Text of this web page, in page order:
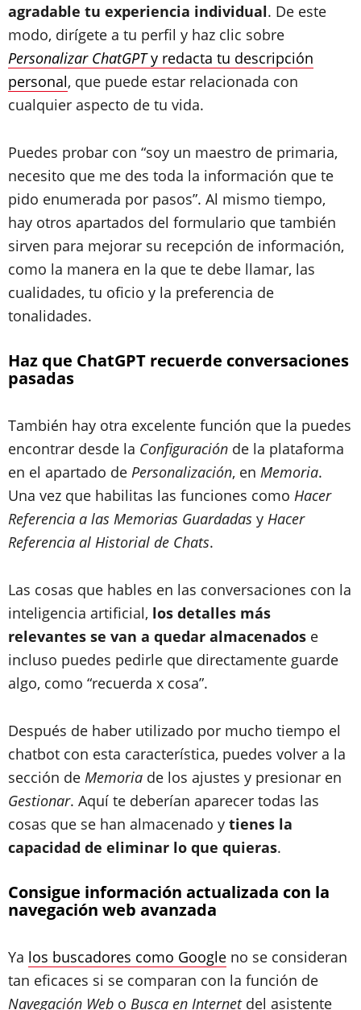
agradable tu experiencia individual. De este
modo, dirígete a tu perfil y haz clic sobre
Personalizar ChatGPTy redacta tu descripción
personal, que puede estar relacionada con
cualquier aspecto de tu vida.
Puedes probar con “soy un maestro de primaria,
necesito que me des toda la información que te
pido enumerada por pasos”. Al mismo tiempo,
hay otros apartados del formulario que también
sirven para mejorar su recepción de información,
como la manera en la que te debe llamar, las
cualidades, tu oficio y la preferencia de
tonalidades.
Haz que ChatGPT recuerde conversaciones
pasadas
También hay otra excelente función que la puedes
encontrar desde la Configuración de la plataforma
en el apartado de Personalización, en Memoria.
Una vez que habilitas las funciones como Hacer
Referencia a las Memorias Guardadas y Hacer
Referencia al Historial de Chats.
Las cosas que hables en las conversaciones con la
inteligencia artificial, los detalles más
relevantes se van a quedar almacenados e
incluso puedes pedirle que directamente guarde
algo, como “recuerda x cosa”.
Después de haber utilizado por mucho tiempo el
chatbot con esta característica, puedes volver a la
sección de Memoria de los ajustes y presionar en
Gestionar. Aquí te deberían aparecer todas las
cosas que se han almacenado y tienes la
capacidad de eliminar lo que quieras.
Consigue información actualizada con la
navegación web avanzada
Ya los buscadores como Google no se consideran
tan eficaces si se comparan con la función de
Navegación Web o Busca en Internetdel asistente